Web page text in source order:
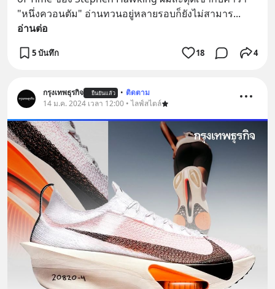
"หนึ่งควอนตัม" อ่านทวนอยู่หลายรอบก็ยังไม่สามาร
อ่านต่อ
5 บันทึก 18 4
กรุงเทพธุรกิจ ยืนยันแล้ว • ติดตาม
14 ม.ค. 2024 เวลา 12:00 • ไลฟ์สไตล์